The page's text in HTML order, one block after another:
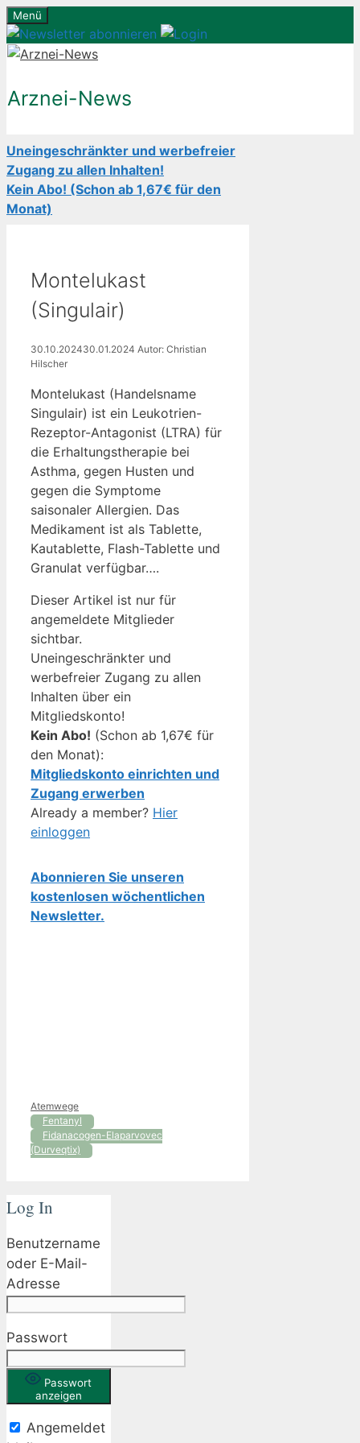
Zum
Inhalt
springen
Menü
Arznei-News
Uneingeschränkter und werbefreier
Zugang zu allen Inhalten!
Kein Abo! (Schon ab 1,67€ für den
Monat)
Montelukast
(Singulair)
30.10.202430.01.2024 Autor: Christian
Hilscher
Montelukast (Handelsname
Singulair) ist ein Leukotrien-
Rezeptor-Antagonist (LTRA) für
die Erhaltungstherapie bei
Asthma, gegen Husten und
gegen die Symptome
saisonaler Allergien. Das
Medikament ist als Tablette,
Kautablette, Flash-Tablette und
Granulat verfügbar….
Dieser Artikel ist nur für
angemeldete Mitglieder
sichtbar.
Uneingeschränkter und
werbefreier Zugang zu allen
Inhalten über ein
Mitgliedskonto!
Kein Abo! (Schon ab 1,67€ für
den Monat):
Mitgliedskonto einrichten und
Zugang erwerben
Already a member? Hier
einloggen
Abonnieren Sie unseren
kostenlosen wöchentlichen
Newsletter.
Kategorien
Atemwege
Fentanyl
Fidanacogen-Elaparvovec
(Durveqtix)
Log In
Benutzername
oder E-Mail-
Adresse
Passwort
Passwort
anzeigen
Angemeldet